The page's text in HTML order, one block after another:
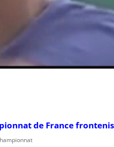
de France